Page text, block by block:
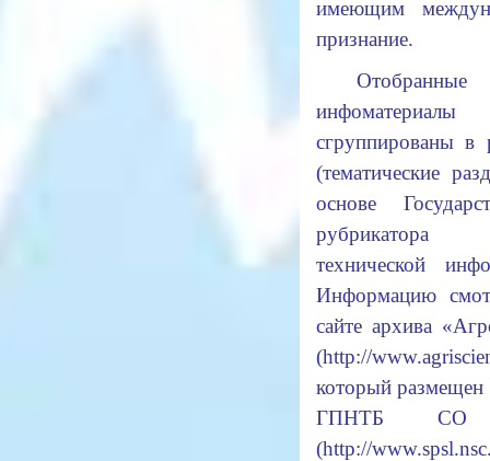
имеющим
признание.
Отобранные
инфоматериалы
сгруппированы в
(тематические
основе
рубрикатора
технической
Информацию
сайте архива
(http://
который размещен
ГПНТБ СО
(http://